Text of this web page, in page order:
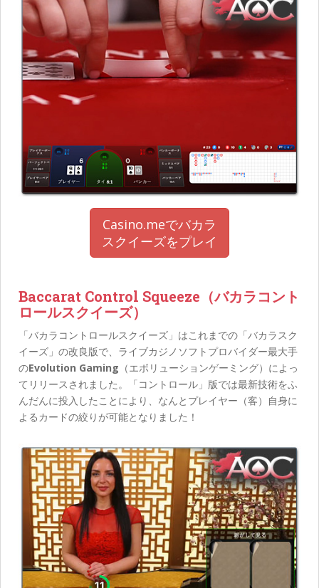
Casino.meでバカラ
スクイーズをプレイ
Baccarat Control Squeeze（バカラコント
ロールスクイーズ）
「バカラコントロールスクイーズ」はこれまでの「バカラスク
イーズ」の改良版で、ライブカジノソフトプロバイダー最大手
のEvolution Gaming （エボリューションゲーミング）によっ
てリリースされました。「コントロール」版では最新技術をふ
んだんに投入したことにより、なんとプレイヤー（客）自身に
よるカードの絞りが可能となりました！